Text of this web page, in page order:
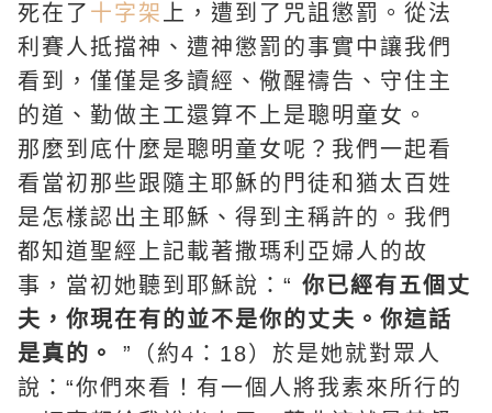
死在了 十字架 上，遭到了咒詛懲罰。從法
利賽人抵擋神、遭神懲罰的事實中讓我們
看到，僅僅是多讀經、儆醒禱告、守住主
的道、勤做主工還算不上是聰明童女。
那麼到底什麼是聰明童女呢？我們一起看
看當初那些跟隨主耶穌的門徒和猶太百姓
是怎樣認出主耶穌、得到主稱許的。我們
都知道聖經上記載著撒瑪利亞婦人的故
事，當初她聽到耶穌說：“ 你已經有五個丈
夫，你現在有的並不是你的丈夫。你這話
是真的。
”（約4：18）於是她就對眾人
說：“你們來看！有一個人將我素來所行的